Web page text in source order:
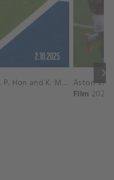
keyboard_arrow_right
A. Krunic and A. Danilina vs. P. Hon and K. Muchova Match Highlights - BEIJING_Capital Group Diamond ( October 02, 2025)
Film 2026